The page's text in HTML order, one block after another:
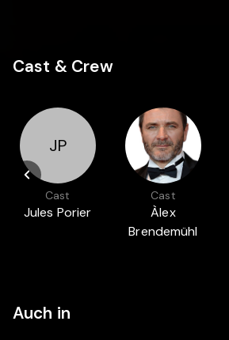
Cast & Crew
JP
Cast
Jules Porier
Cast
Àlex
Brendemühl
Auch in